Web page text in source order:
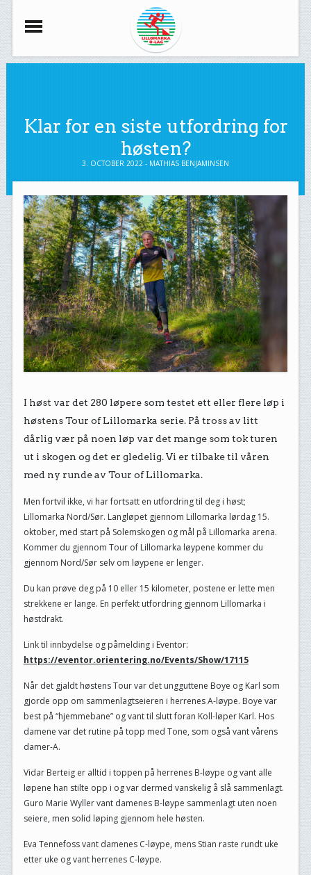
Klar for en siste utfordring for
høsten?
3. OCTOBER 2022 - MATHIAS BENJAMINSEN
I høst var det 280 løpere som testet ett eller flere løp i
høstens Tour of Lillomarka serie. På tross av litt
dårlig vær på noen løp var det mange som tok turen
ut i skogen og det er gledelig. Vi er tilbake til våren
med ny runde av Tour of Lillomarka.
Men fortvil ikke, vi har fortsatt en utfordring til deg i høst;
Lillomarka Nord/Sør. Langløpet gjennom Lillomarka lørdag 15.
oktober, med start på Solemskogen og mål på Lillomarka arena.
Kommer du gjennom Tour of Lillomarka løypene kommer du
gjennom Nord/Sør selv om løypene er lenger.
Du kan prøve deg på 10 eller 15 kilometer, postene er lette men
strekkene er lange. En perfekt utfordring gjennom Lillomarka i
høstdrakt.
Link til innbydelse og påmelding i Eventor:
https://eventor.orientering.no/Events/Show/17115
Når det gjaldt høstens Tour var det ungguttene Boye og Karl som
gjorde opp om sammenlagtseieren i herrenes A-løype. Boye var
best på “hjemmebane” og vant til slutt foran Koll-løper Karl. Hos
damene var det rutine på topp med Tone, som også vant vårens
damer-A.
Vidar Berteig er alltid i toppen på herrenes B-løype og vant alle
løpene han stilte opp i og var dermed vanskelig å slå sammenlagt.
Guro Marie Wyller vant damenes B-løype sammenlagt uten noen
seiere, men solid løping gjennom hele høsten.
Eva Tennefoss vant damenes C-løype, mens Stian raste rundt uke
etter uke og vant herrenes C-løype.